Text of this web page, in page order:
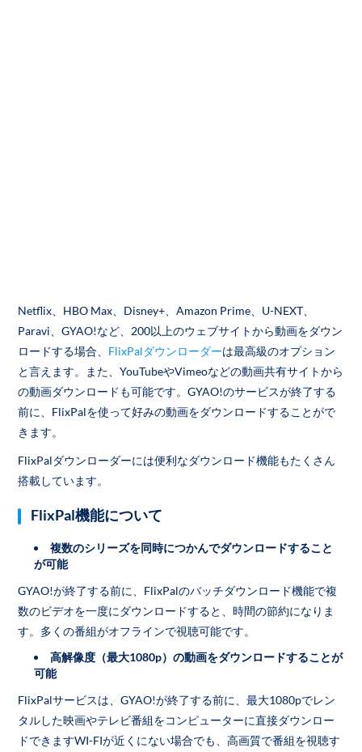
Netflix、HBO Max、Disney+、Amazon Prime、U-NEXT、
Paravi、GYAO!など、200以上のウェブサイトから動画をダウン
ロードする場合、 FlixPalダウンローダーは最高級のオプション
と言えます。また、YouTubeやVimeoなどの動画共有サイトから
の動画ダウンロードも可能です。GYAO!のサービスが終了する
前に、FlixPalを使って好みの動画をダウンロードすることがで
きます。
FlixPalダウンローダーには便利なダウンロード機能もたくさん
搭載しています。
FlixPal機能について
複数のシリーズを同時につかんでダウンロードすること
が可能
GYAO!が終了する前に、FlixPalのバッチダウンロード機能で複
数のビデオを一度にダウンロードすると、時間の節約になりま
す。多くの番組がオフラインで視聴可能です。
高解像度（最大1080p）の動画をダウンロードすることが
可能
FlixPalサービスは、GYAO!が終了する前に、最大1080pでレン
タルした映画やテレビ番組をコンピューターに直接ダウンロー
ドできますWI-FIが近くにない場合でも、高画質で番組を視聴す